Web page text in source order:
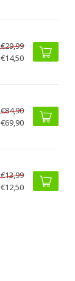
€29,99
€14,50
€84,90
€69,90
€13,99
€12,50